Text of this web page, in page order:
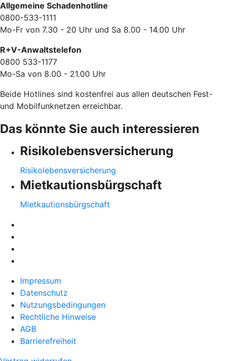
Allgemeine Schadenhotline
0800-533-1111
Mo-Fr von 7.30 - 20 Uhr und Sa 8.00 - 14.00 Uhr
R+V-Anwaltstelefon
0800 533-1177
Mo-Sa von 8.00 - 21.00 Uhr
Beide Hotlines sind kostenfrei aus allen deutschen Fest-
und Mobilfunknetzen erreichbar.
Das könnte Sie auch interessieren
Risikolebensversicherung
Risikolebensversicherung
Mietkautionsbürgschaft
Mietkautionsbürgschaft
Impressum
Datenschutz
Nutzungsbedingungen
Rechtliche Hinweise
AGB
Barrierefreiheit